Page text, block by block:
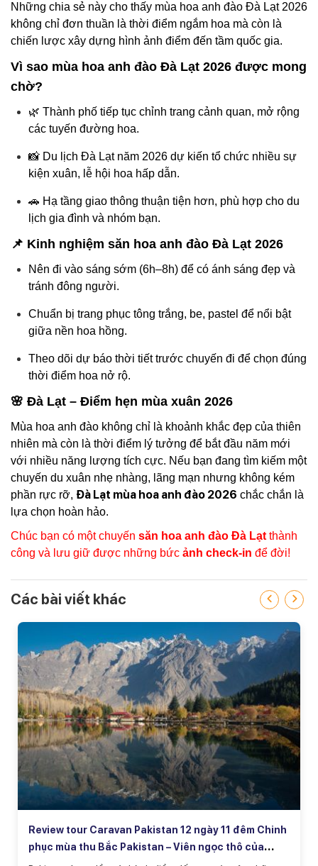
Những chia sẻ này cho thấy mùa hoa anh đào Đà Lạt 2026
không chỉ đơn thuần là thời điểm ngắm hoa mà còn là
chiến lược xây dựng hình ảnh điểm đến tầm quốc gia.
Vì sao mùa hoa anh đào Đà Lạt 2026 được mong
chờ?
🌿 Thành phố tiếp tục chỉnh trang cảnh quan, mở rộng
các tuyến đường hoa.
📸 Du lịch Đà Lạt năm 2026 dự kiến tổ chức nhiều sự
kiện xuân, lễ hội hoa hấp dẫn.
🚗 Hạ tầng giao thông thuận tiện hơn, phù hợp cho du
lịch gia đình và nhóm bạn.
📌 Kinh nghiệm săn hoa anh đào Đà Lạt 2026
Nên đi vào sáng sớm (6h–8h) để có ánh sáng đẹp và
tránh đông người.
Chuẩn bị trang phục tông trắng, be, pastel để nổi bật
giữa nền hoa hồng.
Theo dõi dự báo thời tiết trước chuyến đi để chọn đúng
thời điểm hoa nở rộ.
🌸 Đà Lạt – Điểm hẹn mùa xuân 2026
Mùa hoa anh đào không chỉ là khoảnh khắc đẹp của thiên
nhiên mà còn là thời điểm lý tưởng để bắt đầu năm mới
với nhiều năng lượng tích cực. Nếu bạn đang tìm kiếm một
chuyến du xuân nhẹ nhàng, lãng mạn nhưng không kém
phần rực rỡ, Đà Lạt mùa hoa anh đào 2026 chắc chắn là
lựa chọn hoàn hảo.
Chúc bạn có một chuyến săn hoa anh đào Đà Lạt thành
công và lưu giữ được những bức ảnh check-in để đời!
Các bài viết khác
Review tour Caravan Pakistan 12 ngày 11 đêm Chinh
phục mùa thu Bắc Pakistan – Viên ngọc thô của